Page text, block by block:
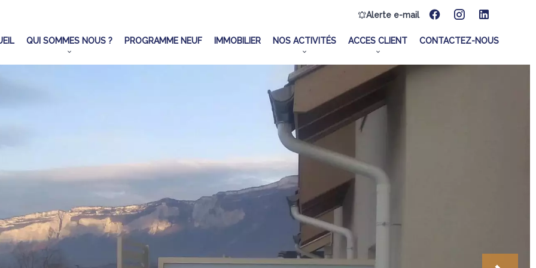
Alerte e-mail
QUI SOMMES NOUS ? PROGRAMME NEUF IMMOBILIER NOS ACTIVITÉS ACCES CLIENT CONTACTEZ-NOUS